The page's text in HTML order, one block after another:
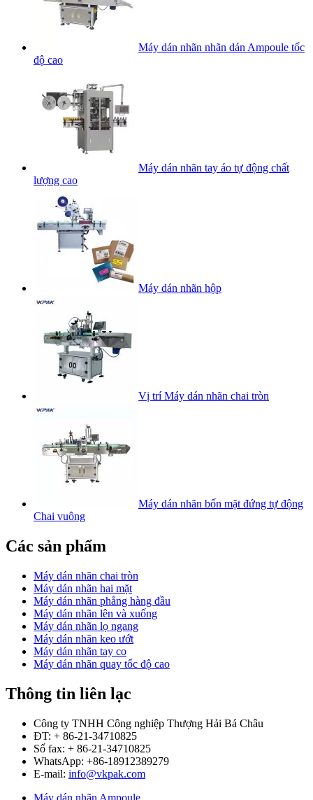
Máy dán nhãn nhãn dán Ampoule tốc
độ cao
Máy dán nhãn tay áo tự động chất
lượng cao
Máy dán nhãn hộp
Vị trí Máy dán nhãn chai tròn
Máy dán nhãn bốn mặt đứng tự động
Chai vuông
Các sản phẩm
Máy dán nhãn chai tròn
Máy dán nhãn hai mặt
Máy dán nhãn phẳng hàng đầu
Máy dán nhãn lên và xuống
Máy dán nhãn lọ ngang
Máy dán nhãn keo ướt
Máy dán nhãn tay co
Máy dán nhãn quay tốc độ cao
Thông tin liên lạc
Công ty TNHH Công nghiệp Thượng Hải Bá Châu
ĐT: + 86-21-34710825
Số fax: + 86-21-34710825
WhatsApp: +86-18912389279
E-mail: info@vkpak.com
Máy dán nhãn Ampoule